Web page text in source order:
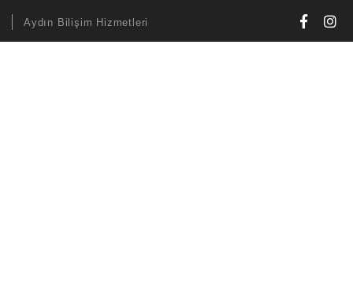
Aydın Bilişim Hizmetleri